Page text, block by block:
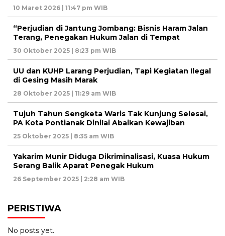
10 Maret 2026 | 11:47 pm WIB
“Perjudian di Jantung Jombang: Bisnis Haram Jalan
Terang, Penegakan Hukum Jalan di Tempat
30 Oktober 2025 | 8:23 pm WIB
UU dan KUHP Larang Perjudian, Tapi Kegiatan Ilegal
di Gesing Masih Marak
28 Oktober 2025 | 11:29 am WIB
Tujuh Tahun Sengketa Waris Tak Kunjung Selesai,
PA Kota Pontianak Dinilai Abaikan Kewajiban
25 Oktober 2025 | 8:35 am WIB
Yakarim Munir Diduga Dikriminalisasi, Kuasa Hukum
Serang Balik Aparat Penegak Hukum
26 September 2025 | 2:28 am WIB
PERISTIWA
No posts yet.